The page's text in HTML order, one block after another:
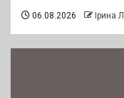
06.08.2026 Ірина